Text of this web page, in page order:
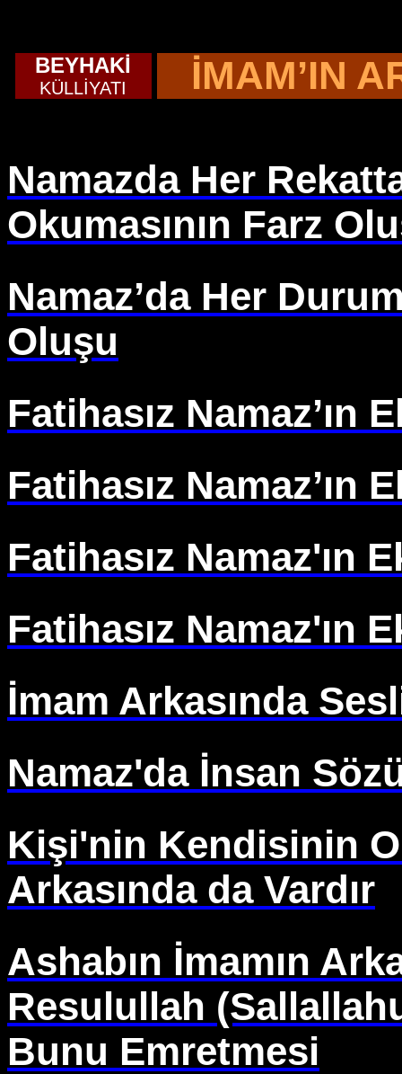
BEYHAKİ
KÜLLİYATI İMAM’IN
Namazda Her
Okumasının Farz
Namaz’da Her
Oluşu
Fatihasız Namaz’ın
Fatihasız Namaz’ın
Fatihasız Namaz'ın
Fatihasız Namaz'ın
İmam Arkasında
Namaz'da İnsan
Kişi'nin Kendisinin
Arkasında da Vardır
Ashabın İmamın
Resulullah
Bunu Emretmesi